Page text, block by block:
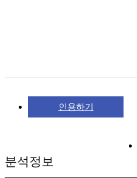
인용하기
분석정보